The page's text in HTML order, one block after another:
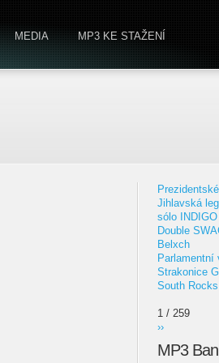
MEDIA MP3 KE STAŽENÍ
Jihlavská
sólo
Double
Belxch
Parlamentní
Strakonice
South
1 / 259
››
MP3